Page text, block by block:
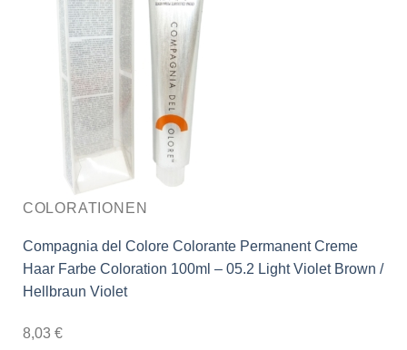
COLORATIONEN
Compagnia del Colore Colorante Permanent Creme
Haar Farbe Coloration 100ml – 05.2 Light Violet Brown /
Hellbraun Violet
8,03 €